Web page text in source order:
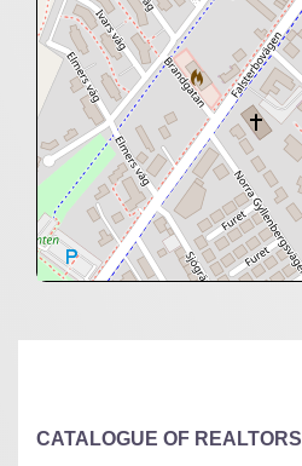
CATALOGUE OF REALTORS